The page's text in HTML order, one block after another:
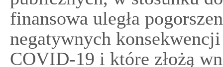
finansowa uległa
negatywnych
COVID-19 i które złożą